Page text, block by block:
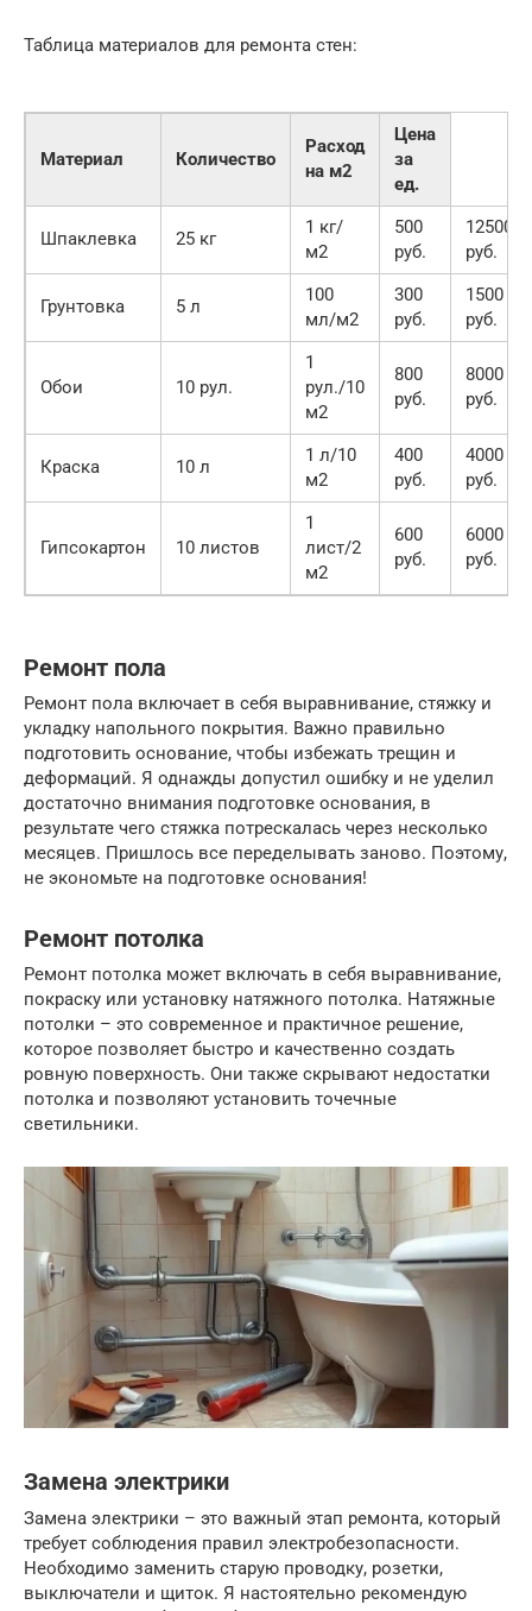
Таблица материалов для ремонта стен:
Материал Количество
Расход
на м2
Цена
за
ед.
Шпаклевка 25 кг
1 кг/
м2
500
руб.
12500
руб.
Грунтовка 5 л
100
мл/м2
300
руб.
1500
руб.
Обои 10 рул.
1
рул./10
м2
800
руб.
8000
руб.
Краска 10 л
1 л/10
м2
400
руб.
4000
руб.
Гипсокартон 10 листов
1
лист/2
м2
600
руб.
6000
руб.
Ремонт пола
Ремонт пола включает в себя выравнивание, стяжку и
укладку напольного покрытия. Важно правильно
подготовить основание, чтобы избежать трещин и
деформаций. Я однажды допустил ошибку и не уделил
достаточно внимания подготовке основания, в
результате чего стяжка потрескалась через несколько
месяцев. Пришлось все переделывать заново. Поэтому,
не экономьте на подготовке основания!
Ремонт потолка
Ремонт потолка может включать в себя выравнивание,
покраску или установку натяжного потолка. Натяжные
потолки – это современное и практичное решение,
которое позволяет быстро и качественно создать
ровную поверхность. Они также скрывают недостатки
потолка и позволяют установить точечные
светильники.
Замена электрики
Замена электрики – это важный этап ремонта, который
требует соблюдения правил электробезопасности.
Необходимо заменить старую проводку, розетки,
выключатели и щиток. Я настоятельно рекомендую